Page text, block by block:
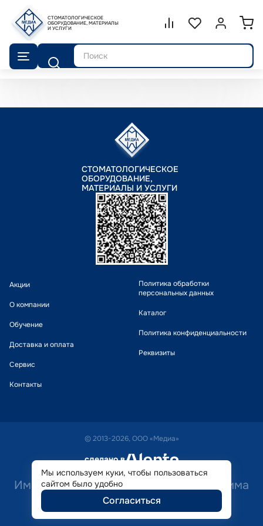
СТОМАТОЛОГИЧЕСКОЕ
ОБОРУДОВАНИЕ, МАТЕРИАЛЫ
И УСЛУГИ
Сравнение.
СписокВойти или
Поиск
СТОМАТОЛОГИЧЕСКОЕ
ОБОРУДОВАНИЕ,
МАТЕРИАЛЫ И УСЛУГИ
Акции
О компании
Обучение
Доставка и оплата
Сервис
Контакты
Политика обработки
персональных данных
Каталог
Политика конфиденциальности
Реквизиты
© 2013-2026, ООО «Медиа»
сделано в alente
Имеются противопоказания. Необходима
консультация специалиста.
Мы используем куки, чтобы пользоваться
сайтом было удобно
Согласиться